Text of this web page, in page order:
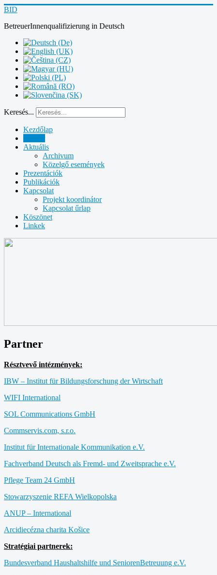
BID
BetreuerInnenqualifizierung in Deutsch
Keresés...
Kezdőlap
Aktuális
Archivum
Közelgő események
Prezentációk
Publikációk
Kapcsolat
Projekt koordinátor
Kapcsolat űrlap
Köszönet
Linkek
Partner
Résztvevő intézmények:
IBW – Institut für Bildungsforschung der Wirtschaft
WIFI International
SOL Communications GmbH
Commservis.com, s.r.o.
Institut für Internationale Kommunikation e.V.
Fachverband Deutsch als Fremd- und Zweitsprache e.V.
Pflege Team 24 GmbH
Stowarzyszenie REFA Wielkopolska
ANUP – International
Arcidiecézna charita Košice
Stratégiai partnerek:
Bundesverband Haushaltshilfe und SeniorenBetreuung e.V.